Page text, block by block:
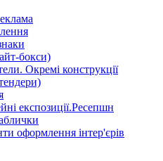
бокси)
Окремі конструкції
експозиції.Ресепшн
оформлення інтер'єрів